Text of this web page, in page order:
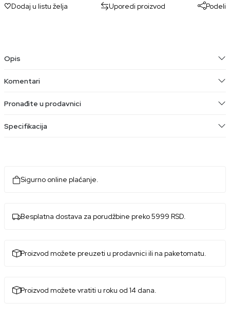
Dodaj u listu želja Uporedi proizvod Podeli
Opis
Komentari
Pronađite u prodavnici
Specifikacija
Sigurno online plaćanje.
Besplatna dostava za porudžbine preko 5999 RSD.
Proizvod možete preuzeti u prodavnici ili na paketomatu.
Proizvod možete vratiti u roku od 14 dana.